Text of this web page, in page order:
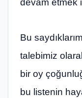
devam etmek
Bu
talebimiz
bir oy
bu listenin